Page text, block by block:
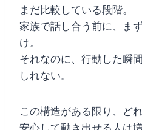
まだ比較している段階。
家族で話し合う前に、ま
け。
それなのに、行動した瞬
しれない。
この構造がある限り、ど
安心して動き出せる人は